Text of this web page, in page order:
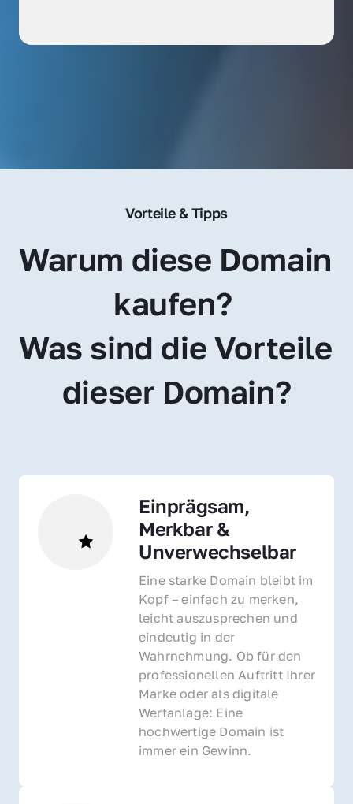
Vorteile & Tipps
Warum diese Domain
kaufen?
Was sind die Vorteile
dieser Domain?
Einprägsam,
Merkbar &
Unverwechselbar
Eine starke Domain bleibt im
Kopf – einfach zu merken,
leicht auszusprechen und
eindeutig in der
Wahrnehmung. Ob für den
professionellen Auftritt Ihrer
Marke oder als digitale
Wertanlage: Eine
hochwertige Domain ist
immer ein Gewinn.